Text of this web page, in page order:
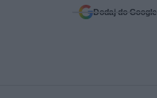
Dodaj do Google